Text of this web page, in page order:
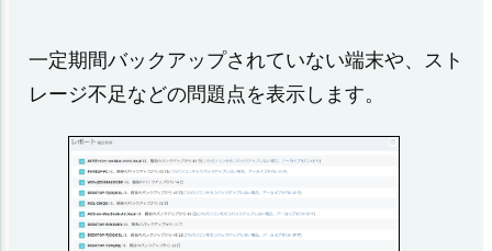
一定期間バックアップされていない端末や、スト
レージ不足などの問題点を表示します。